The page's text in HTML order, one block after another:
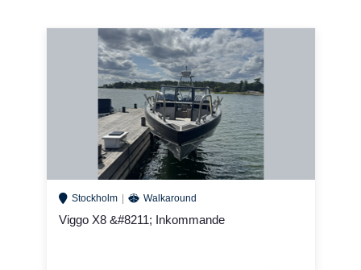
Stockholm Walkaround
Viggo X8 &#8211; Inkommande